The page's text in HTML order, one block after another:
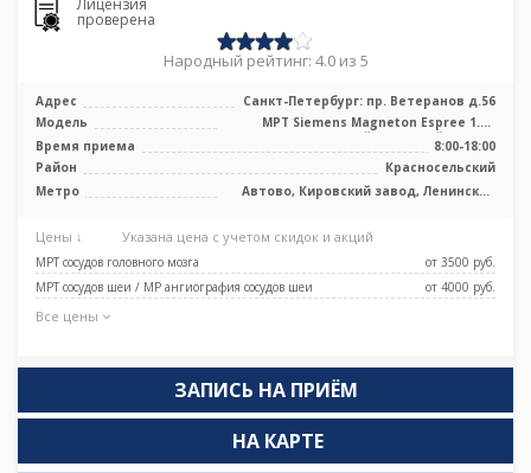
Лицензия
проверена
Народный рейтинг: 4.0 из 5
Адрес
Санкт-Петербург: пр. Ветеранов д.56
Модель
МРТ Siemens Magneton Espree 1.5T
высокопольный закрытый тип, КТ
Siemen ...
Время приема
8:00-18:00
Район
Красносельский
Метро
Автово, Кировский завод, Ленинский
Цены ↓ Указана цена с учетом скидок и акций
МРТ сосудов головного мозга
от 3500 pуб.
МРТ сосудов шеи / МР ангиография сосудов шеи
от 4000 pуб.
Все цены
ЗАПИСЬ НА ПРИЁМ
НА КАРТЕ